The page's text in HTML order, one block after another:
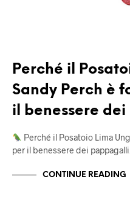
Perché il
Sandy Perch è
il benessere
Perché il Posatoio Lima
per il benessere dei
CONTINUE READING